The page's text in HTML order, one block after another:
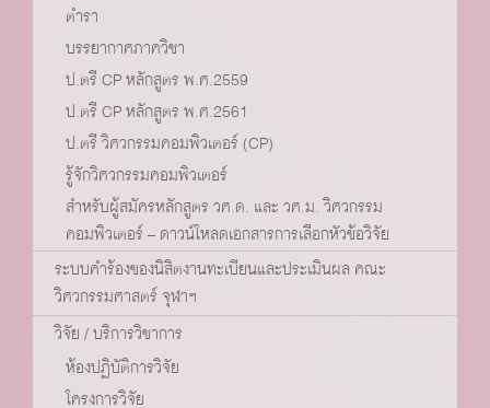
ตำรา
บรรยากาศภาควิชา
ป.ตรี CP หลักสูตร พ.ศ.2559
ป.ตรี CP หลักสูตร พ.ศ.2561
ป.ตรี วิศวกรรมคอมพิวเตอร์ (CP)
รู้จักวิศวกรรมคอมพิวเตอร์
สำหรับผู้สมัครหลักสูตร วศ.ด. และ วศ.ม. วิศวกรรม
คอมพิวเตอร์ – ดาวน์โหลดเอกสารการเลือกหัวข้อวิจัย
ระบบคำร้องของนิสิตงานทะเบียนและประเมินผล คณะ
วิศวกรรมศาสตร์ จุฬาฯ
วิจัย / บริการวิชาการ
ห้องปฏิบัติการวิจัย
โครงการวิจัย